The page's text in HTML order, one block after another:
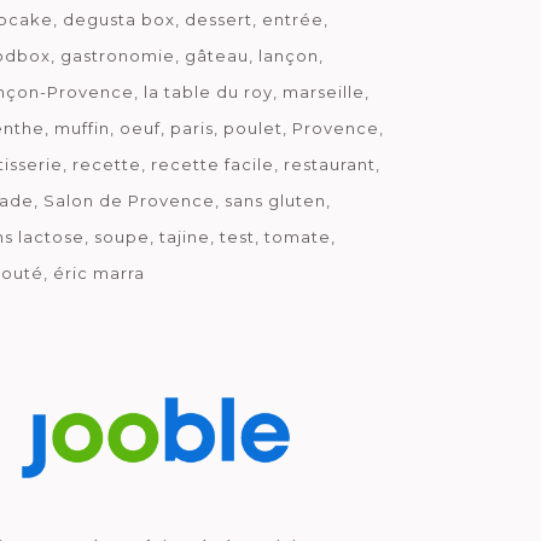
degusta box dessert
entrée
gastronomie gâteau
lançon
Provence
la table du roy
marseille
muffin oeuf paris poulet
Provence
recette recette facile
restaurant
Salon de Provence
sans gluten
lactose
soupe tajine test
tomate
éric marra